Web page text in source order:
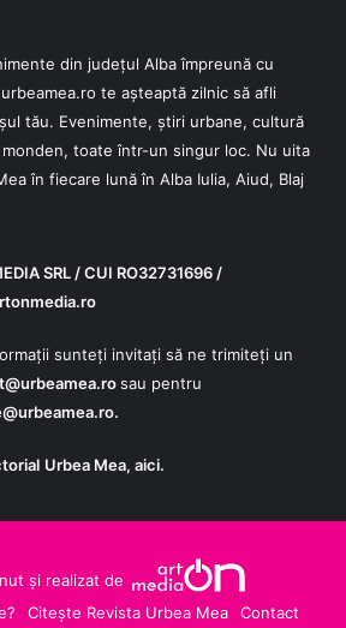
din județul Alba împreună cu
te așteaptă zilnic să afli
tău. Evenimente, știri urbane, cultură
toate într-un singur loc. Nu uita
în fiecare lună în Alba Iulia, Aiud, Blaj
SRL / CUI RO32731696 /
sunteți invitați să ne trimiteți un
sau pentru
.
Urbea Mea, aici.
și realizat de
Citește Revista Urbea Mea Contact